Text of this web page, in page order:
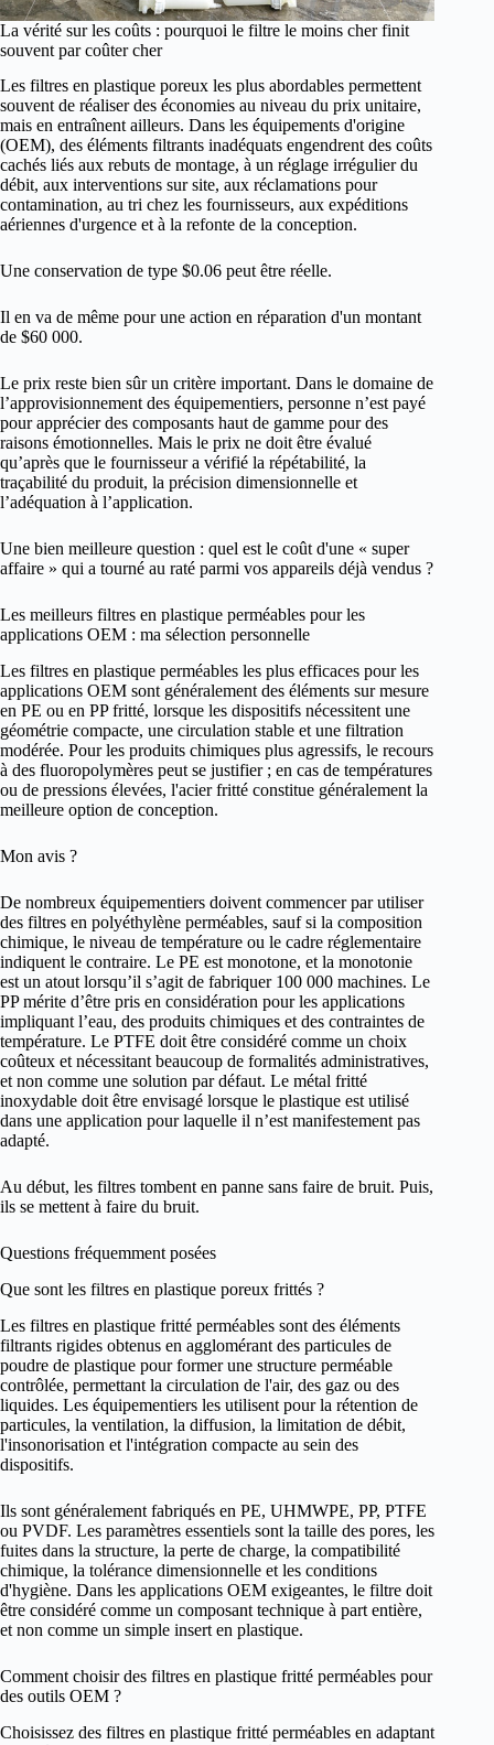
La vérité sur les coûts : pourquoi le filtre le moins cher finit
souvent par coûter cher
Les filtres en plastique poreux les plus abordables permettent
souvent de réaliser des économies au niveau du prix unitaire,
mais en entraînent ailleurs. Dans les équipements d'origine
(OEM), des éléments filtrants inadéquats engendrent des coûts
cachés liés aux rebuts de montage, à un réglage irrégulier du
débit, aux interventions sur site, aux réclamations pour
contamination, au tri chez les fournisseurs, aux expéditions
aériennes d'urgence et à la refonte de la conception.
Une conservation de type $0.06 peut être réelle.
Il en va de même pour une action en réparation d'un montant
de $60 000.
Le prix reste bien sûr un critère important. Dans le domaine de
l’approvisionnement des équipementiers, personne n’est payé
pour apprécier des composants haut de gamme pour des
raisons émotionnelles. Mais le prix ne doit être évalué
qu’après que le fournisseur a vérifié la répétabilité, la
traçabilité du produit, la précision dimensionnelle et
l’adéquation à l’application.
Une bien meilleure question : quel est le coût d'une « super
affaire » qui a tourné au raté parmi vos appareils déjà vendus ?
Les meilleurs filtres en plastique perméables pour les
applications OEM : ma sélection personnelle
Les filtres en plastique perméables les plus efficaces pour les
applications OEM sont généralement des éléments sur mesure
en PE ou en PP fritté, lorsque les dispositifs nécessitent une
géométrie compacte, une circulation stable et une filtration
modérée. Pour les produits chimiques plus agressifs, le recours
à des fluoropolymères peut se justifier ; en cas de températures
ou de pressions élevées, l'acier fritté constitue généralement la
meilleure option de conception.
Mon avis ?
De nombreux équipementiers doivent commencer par utiliser
des filtres en polyéthylène perméables, sauf si la composition
chimique, le niveau de température ou le cadre réglementaire
indiquent le contraire. Le PE est monotone, et la monotonie
est un atout lorsqu’il s’agit de fabriquer 100 000 machines. Le
PP mérite d’être pris en considération pour les applications
impliquant l’eau, des produits chimiques et des contraintes de
température. Le PTFE doit être considéré comme un choix
coûteux et nécessitant beaucoup de formalités administratives,
et non comme une solution par défaut. Le métal fritté
inoxydable doit être envisagé lorsque le plastique est utilisé
dans une application pour laquelle il n’est manifestement pas
adapté.
Au début, les filtres tombent en panne sans faire de bruit. Puis,
ils se mettent à faire du bruit.
Questions fréquemment posées
Que sont les filtres en plastique poreux frittés ?
Les filtres en plastique fritté perméables sont des éléments
filtrants rigides obtenus en agglomérant des particules de
poudre de plastique pour former une structure perméable
contrôlée, permettant la circulation de l'air, des gaz ou des
liquides. Les équipementiers les utilisent pour la rétention de
particules, la ventilation, la diffusion, la limitation de débit,
l'insonorisation et l'intégration compacte au sein des
dispositifs.
Ils sont généralement fabriqués en PE, UHMWPE, PP, PTFE
ou PVDF. Les paramètres essentiels sont la taille des pores, les
fuites dans la structure, la perte de charge, la compatibilité
chimique, la tolérance dimensionnelle et les conditions
d'hygiène. Dans les applications OEM exigeantes, le filtre doit
être considéré comme un composant technique à part entière,
et non comme un simple insert en plastique.
Comment choisir des filtres en plastique fritté perméables pour
des outils OEM ?
Choisissez des filtres en plastique fritté perméables en adaptant